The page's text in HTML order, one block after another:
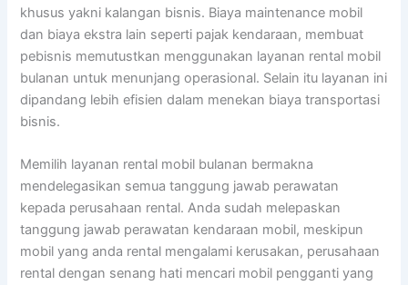
khusus yakni kalangan bisnis. Biaya maintenance mobil
dan biaya ekstra lain seperti pajak kendaraan, membuat
pebisnis memutustkan menggunakan layanan rental mobil
bulanan untuk menunjang operasional. Selain itu layanan ini
dipandang lebih efisien dalam menekan biaya transportasi
bisnis.
Memilih layanan rental mobil bulanan bermakna
mendelegasikan semua tanggung jawab perawatan
kepada perusahaan rental. Anda sudah melepaskan
tanggung jawab perawatan kendaraan mobil, meskipun
mobil yang anda rental mengalami kerusakan, perusahaan
rental dengan senang hati mencari mobil pengganti yang